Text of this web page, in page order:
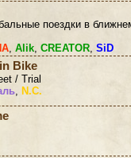
поездки в
, Alik, CREATOR, SiD
Bike
/ Trial
, N.C.